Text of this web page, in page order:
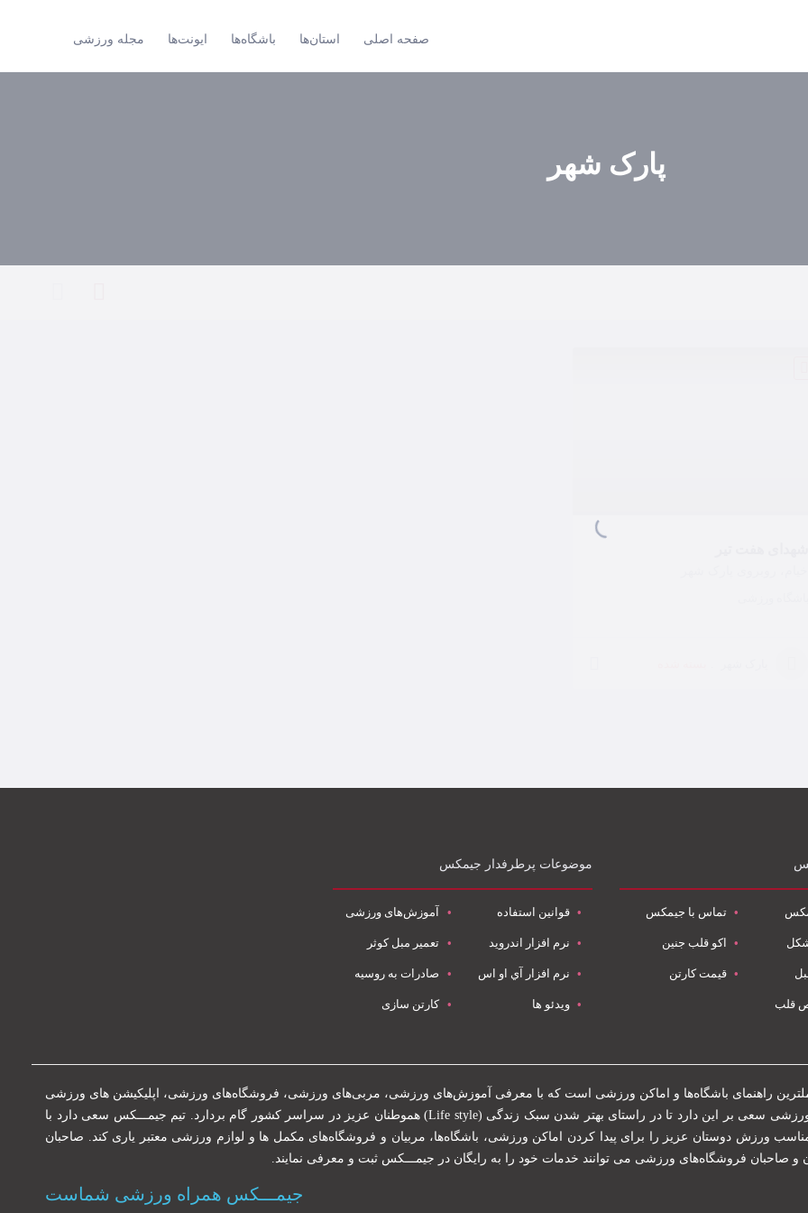
صفحه اصلی استان‌ها باشگاه‌ها ایونت‌ها مجله ورزشی
پارک شهر
تماس با جیمکس
اکو قلب جنین
قیمت کارتن
قلب
موضوعات پرطرفدار جیمکس
قوانین استفاده آموزش‌های ورزشی
نرم افزار اندروید تعمیر مبل کوثر
نرم افزار آي او اس صادرات به روسیه
ویدئو ها کارتن سازی
راهنمای باشگاه‌ها و اماکن ورزشی است که با معرفی آموزش‌های ورزشی، مربی‌های ورزشی، فروشگاه‌های ورزشی، اپلیکیشن های ورزشی
و باشگاه‌های ورزشی سعی بر این دارد تا در راستای بهتر شدن سبک زندگی (Life style) هموطنان عزیز در سراسر کشور گام بردارد. تیم جیمـــکس سعی دارد با
ورزش دوستان عزیز را برای پیدا کردن اماکن ورزشی، باشگاه‌ها، مربیان و فروشگاه‌های مکمل ها و لوازم ورزشی معتبر یاری کند. صاحبان
و صاحبان فروشگاه‌های ورزشی می توانند خدمات خود را به رایگان در جیمـــکس ثبت و معرفی نمایند.
جیمـــکس همراه ورزشی شماست